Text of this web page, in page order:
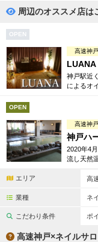
ペアルームあり
フットバスあり
専用駐車場あり
日本人スタッフのみ
スタッフ指名可
駅から徒歩5分以内
周辺のオススメ店は
OPEN
高速神戸
LUANA
神戸駅近
によるオ
OPEN
高速神戸
神戸ハ
2020年4
流し天然
市の温泉
エリア 高
業種 ネ
こだわり条件 ポ
高速神戸×ネイルサ